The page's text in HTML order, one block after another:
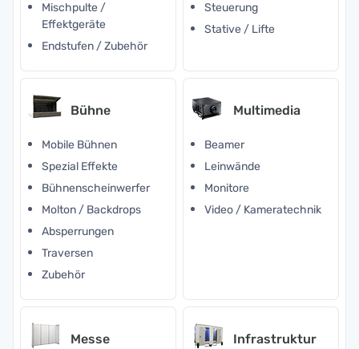
Mischpulte /
Effektgeräte
Endstufen / Zubehör
Steuerung
Stative / Lifte
Bühne
Mobile Bühnen
Spezial Effekte
Bühnenscheinwerfer
Molton / Backdrops
Absperrungen
Traversen
Zubehör
Multimedia
Beamer
Leinwände
Monitore
Video / Kameratechnik
Messe Infrastruktur